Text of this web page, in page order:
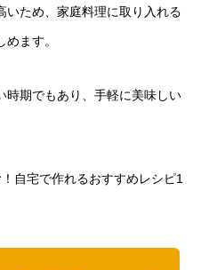
いため、家庭料理に取り入れる
ます。
時期でもあり、手軽に美味しい
自宅で作れるおすすめレシピ1